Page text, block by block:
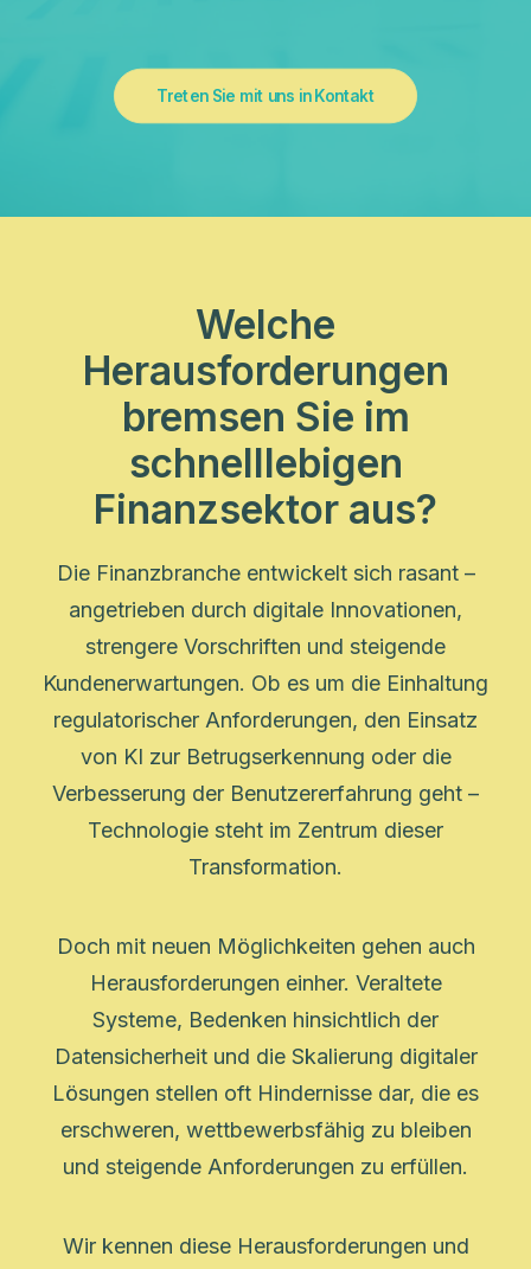
Treten Sie mit uns in Kontakt
Welche
Herausforderungen
bremsen Sie im
schnelllebigen
Finanzsektor aus?
Die Finanzbranche entwickelt sich rasant –
angetrieben durch digitale Innovationen,
strengere Vorschriften und steigende
Kundenerwartungen. Ob es um die Einhaltung
regulatorischer Anforderungen, den Einsatz
von KI zur Betrugserkennung oder die
Verbesserung der Benutzererfahrung geht –
Technologie steht im Zentrum dieser
Transformation.
Doch mit neuen Möglichkeiten gehen auch
Herausforderungen einher. Veraltete
Systeme, Bedenken hinsichtlich der
Datensicherheit und die Skalierung digitaler
Lösungen stellen oft Hindernisse dar, die es
erschweren, wettbewerbsfähig zu bleiben
und steigende Anforderungen zu erfüllen.
Wir kennen diese Herausforderungen und